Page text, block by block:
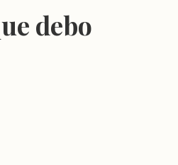
debo